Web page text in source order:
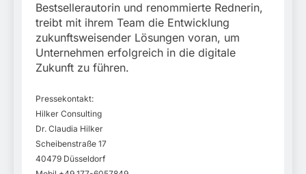
Bestsellerautorin und renommierte Rednerin,
treibt mit ihrem Team die Entwicklung
zukunftsweisender Lösungen voran, um
Unternehmen erfolgreich in die digitale
Zukunft zu führen.
Pressekontakt:
Hilker Consulting
­­Dr. Claudia Hilker
Scheibenstraße 17
40479 Düsseldorf